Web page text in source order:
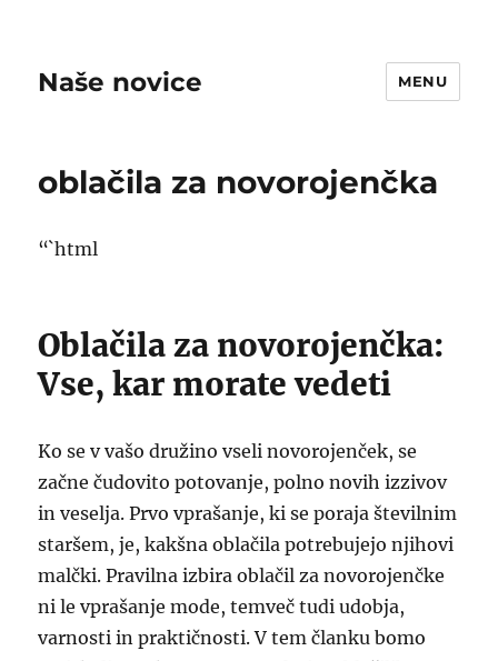
Naše novice MENU
oblačila za novorojenčka
“`html
Oblačila za novorojenčka:
Vse, kar morate vedeti
Ko se v vašo družino vseli novorojenček, se
začne čudovito potovanje, polno novih izzivov
in veselja. Prvo vprašanje, ki se poraja številnim
staršem, je, kakšna oblačila potrebujejo njihovi
malčki. Pravilna izbira oblačil za novorojenčke
ni le vprašanje mode, temveč tudi udobja,
varnosti in praktičnosti. V tem članku bomo